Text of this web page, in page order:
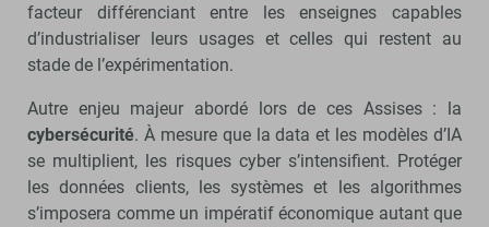
facteur différenciant entre les enseignes capables
d’industrialiser leurs usages et celles qui restent au
stade de l’expérimentation.
Autre enjeu majeur abordé lors de ces Assises : la
cybersécurité. À mesure que la data et les modèles d’IA
se multiplient, les risques cyber s’intensifient. Protéger
les données clients, les systèmes et les algorithmes
s’imposera comme un impératif économique autant que